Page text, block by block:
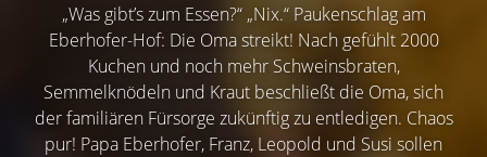
„Was gibt’s zum Essen?“ „Nix.“ Paukenschlag am
Eberhofer-Hof: Die Oma streikt! Nach gefühlt 2000
Kuchen und noch mehr Schweinsbraten,
Semmelknödeln und Kraut beschließt die Oma, sich
der familiären Fürsorge zukünftig zu entledigen. Chaos
pur! Papa Eberhofer, Franz, Leopold und Susi sollen